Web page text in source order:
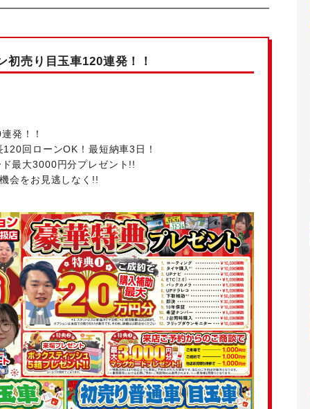
初売り目玉車120連発！！
発！！
回ローンOK！最短納車3日！
最大3000円分プレゼント!!
会をお見逃しなく!!